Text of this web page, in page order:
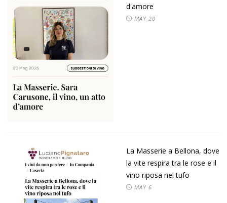
d'amore
MAY 20
La Masserie a Bellona, dove
la vite respira tra le rose e il
vino riposa nel tufo
MAY 6